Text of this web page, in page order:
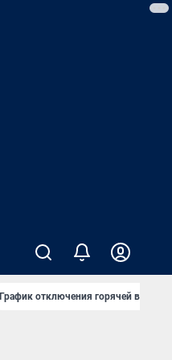
График отключения горячей воды в